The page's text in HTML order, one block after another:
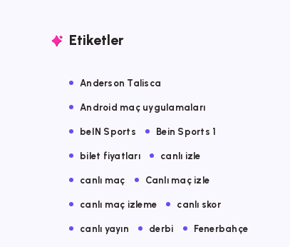
Etiketler
Anderson Talisca
Android maç uygulamaları
beIN Sports Bein Sports 1
bilet fiyatları canlı izle
canlı maç Canlı maç izle
canlı maç izleme canlı skor
canlı yayın derbi Fenerbahçe